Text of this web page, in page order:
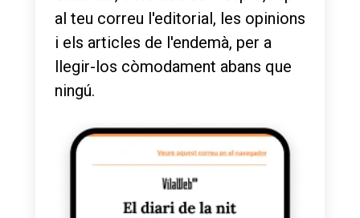
al teu correu l'editorial, les opinions
i els articles de l'endemà, per a
llegir-los còmodament abans que
ningú.